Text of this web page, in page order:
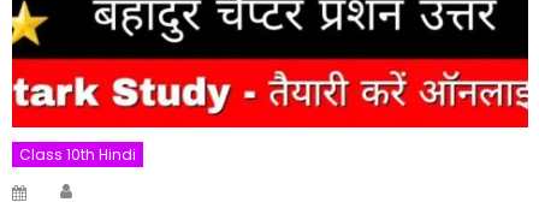
Class 10th Hindi
Posted